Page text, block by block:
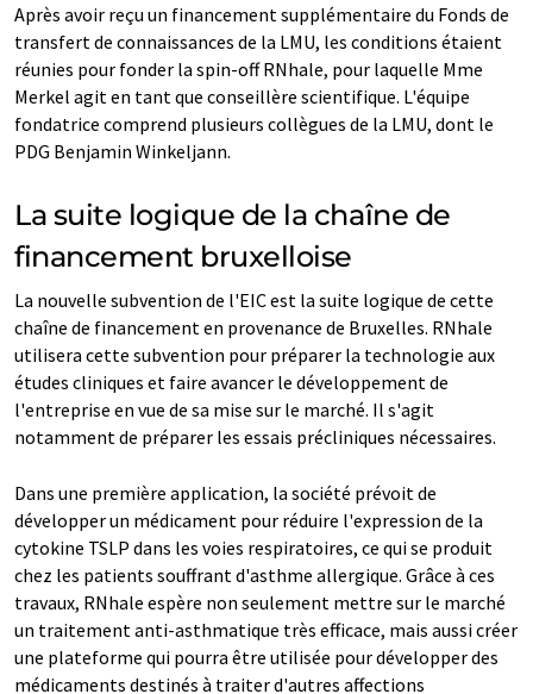
Après avoir reçu un financement supplémentaire du Fonds de
transfert de connaissances de la LMU, les conditions étaient
réunies pour fonder la spin-off RNhale, pour laquelle Mme
Merkel agit en tant que conseillère scientifique. L'équipe
fondatrice comprend plusieurs collègues de la LMU, dont le
PDG Benjamin Winkeljann.
La suite logique de la chaîne de
financement bruxelloise
La nouvelle subvention de l'EIC est la suite logique de cette
chaîne de financement en provenance de Bruxelles. RNhale
utilisera cette subvention pour préparer la technologie aux
études cliniques et faire avancer le développement de
l'entreprise en vue de sa mise sur le marché. Il s'agit
notamment de préparer les essais précliniques nécessaires.
Dans une première application, la société prévoit de
développer un médicament pour réduire l'expression de la
cytokine TSLP dans les voies respiratoires, ce qui se produit
chez les patients souffrant d'asthme allergique. Grâce à ces
travaux, RNhale espère non seulement mettre sur le marché
un traitement anti-asthmatique très efficace, mais aussi créer
une plateforme qui pourra être utilisée pour développer des
médicaments destinés à traiter d'autres affections